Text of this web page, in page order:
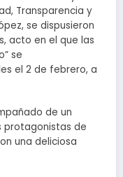
Transparencia y
se dispusieron
acto en el que las
se
el 2 de febrero, a
de un
protagonistas de
una deliciosa